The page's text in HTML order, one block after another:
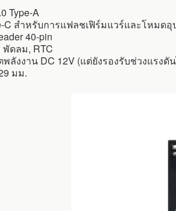
Type-A
C สำหรับการแฟลชเฟิร์มแวร์และโหมด
40-pin
พัดลม, RTC
ลังงาน DC 12V (แต่ยังรองรับช่วงแรงดั
มม.